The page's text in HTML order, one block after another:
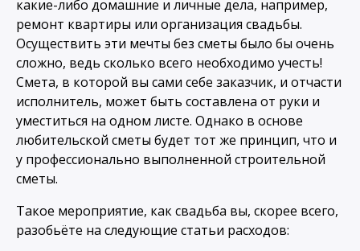
какие-либо домашние и личные дела, например,
ремонт квартиры или организация свадьбы.
Осуществить эти мечты без сметы было бы очень
сложно, ведь сколько всего необходимо учесть!
Смета, в которой вы сами себе заказчик, и отчасти
исполнитель, может быть составлена от руки и
уместиться на одном листе. Однако в основе
любительской сметы будет тот же принцип, что и
у профессионально выполненной строительной
сметы.
Такое мероприятие, как свадьба вы, скорее всего,
разобьёте на следующие статьи расходов: